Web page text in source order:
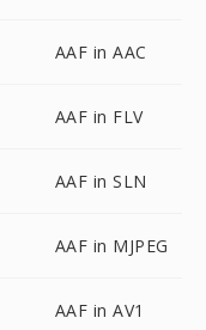
AAF in AAC
AAF in FLV
AAF in SLN
AAF in MJPEG
AAF in AV1